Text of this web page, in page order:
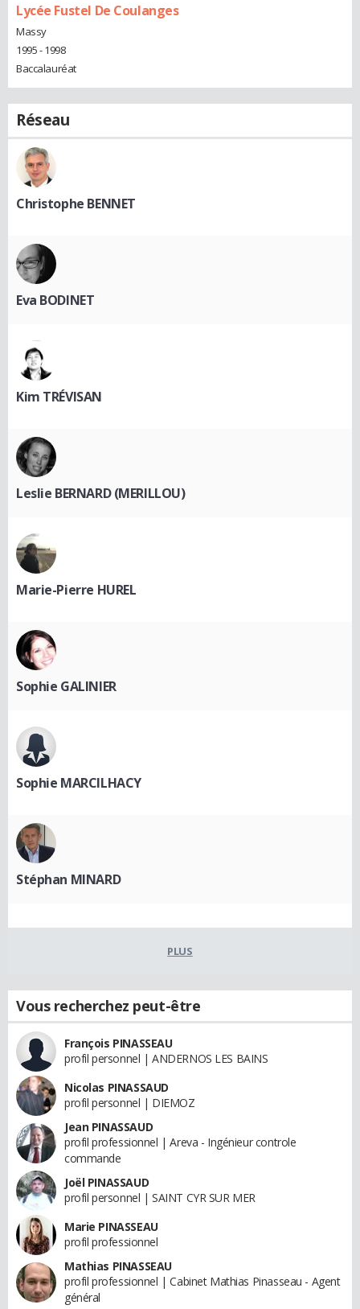
Lycée Fustel De Coulanges
Massy
1995 - 1998
Baccalauréat
Réseau
Christophe BENNET
Eva BODINET
Kim TRÉVISAN
Leslie BERNARD (MERILLOU)
Marie-Pierre HUREL
Sophie GALINIER
Sophie MARCILHACY
Stéphan MINARD
PLUS
Vous recherchez peut-être
François PINASSEAU
profil personnel | ANDERNOS LES BAINS
Nicolas PINASSAUD
profil personnel | DIEMOZ
Jean PINASSAUD
profil professionnel | Areva - Ingénieur controle
commande
Joël PINASSAUD
profil personnel | SAINT CYR SUR MER
Marie PINASSEAU
profil professionnel
Mathias PINASSEAU
profil professionnel | Cabinet Mathias Pinasseau - Agent
général